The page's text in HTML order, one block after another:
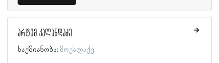
არტემ კალანდაძე
საქმიანობა: მოქალაქე